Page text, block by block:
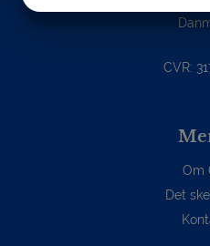
CVR:
Om
Det